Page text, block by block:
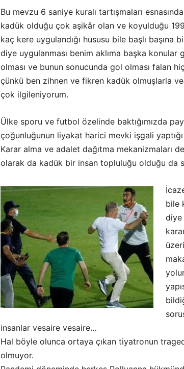
Bu mevzu 6 saniye kuralı tartışmaları
kadük olduğu çok aşikâr olan ve koyulduğu
kaç kere uygulandığı hususu bile başlı başına
diye uygulanması benim aklıma başka konular
olması ve bunun sonucunda gol olması falan
çünkü ben zihnen ve fikren kadük olmuşlarla
çok ilgileniyorum.
Ülke sporu ve futbol özelinde baktığımızda
çoğunluğunun liyakat harici mevki işgali
Karar alma ve adalet dağıtma mekanizmaları
olarak da kadük bir insan topluluğu olduğu da
bile
diye
insanlar vesaire vesaire…
Hal böyle olunca ortaya çıkan tiyatronun
olmuyor.